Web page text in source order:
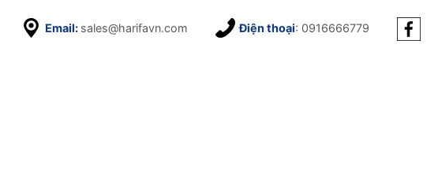
Email: sales@harifavn.com Điện thoại: 0916666779